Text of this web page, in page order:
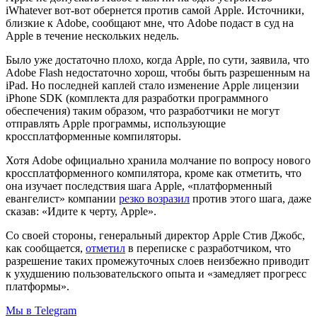
iWhatever вот-вот обернется против самой Apple. Источники,
близкие к Adobe, сообщают мне, что Adobe подаст в суд на
Apple в течение нескольких недель.
Было уже достаточно плохо, когда Apple, по сути, заявила, что
Adobe Flash недостаточно хорош, чтобы быть разрешенным на
iPad. Но последней каплей стало изменение Apple лицензии
iPhone SDK (комплекта для разработки программного
обеспечения) таким образом, что разработчики не могут
отправлять Apple программы, использующие
кроссплатформенные компиляторы.
Хотя Adobe официально хранила молчание по вопросу нового
кроссплатформенного компилятора, кроме как отметить, что
она изучает последствия шага Apple, «платформенный
евангелист» компании резко возразил против этого шага, даже
сказав: «Идите к черту, Apple».
Со своей стороны, генеральный директор Apple Стив Джобс,
как сообщается, отметил в переписке с разработчиком, что
разрешение таких промежуточных слоев неизбежно приводит
к ухудшению пользовательского опыта и «замедляет прогресс
платформы».
Мы в Telegram